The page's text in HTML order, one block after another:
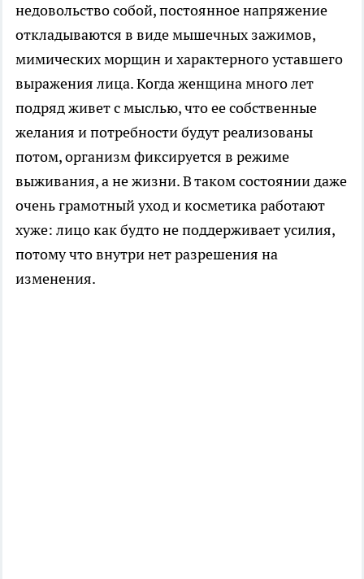
недовольство собой, постоянное напряжение
откладываются в виде мышечных зажимов,
мимических морщин и характерного уставшего
выражения лица. Когда женщина много лет
подряд живет с мыслью, что ее собственные
желания и потребности будут реализованы
потом, организм фиксируется в режиме
выживания, а не жизни. В таком состоянии даже
очень грамотный уход и косметика работают
хуже: лицо как будто не поддерживает усилия,
потому что внутри нет разрешения на
изменения.